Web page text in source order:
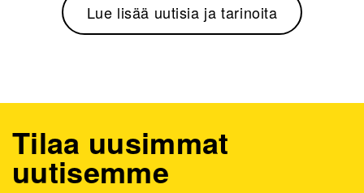
Lue lisää uutisia ja tarinoita
Tilaa uusimmat
uutisemme